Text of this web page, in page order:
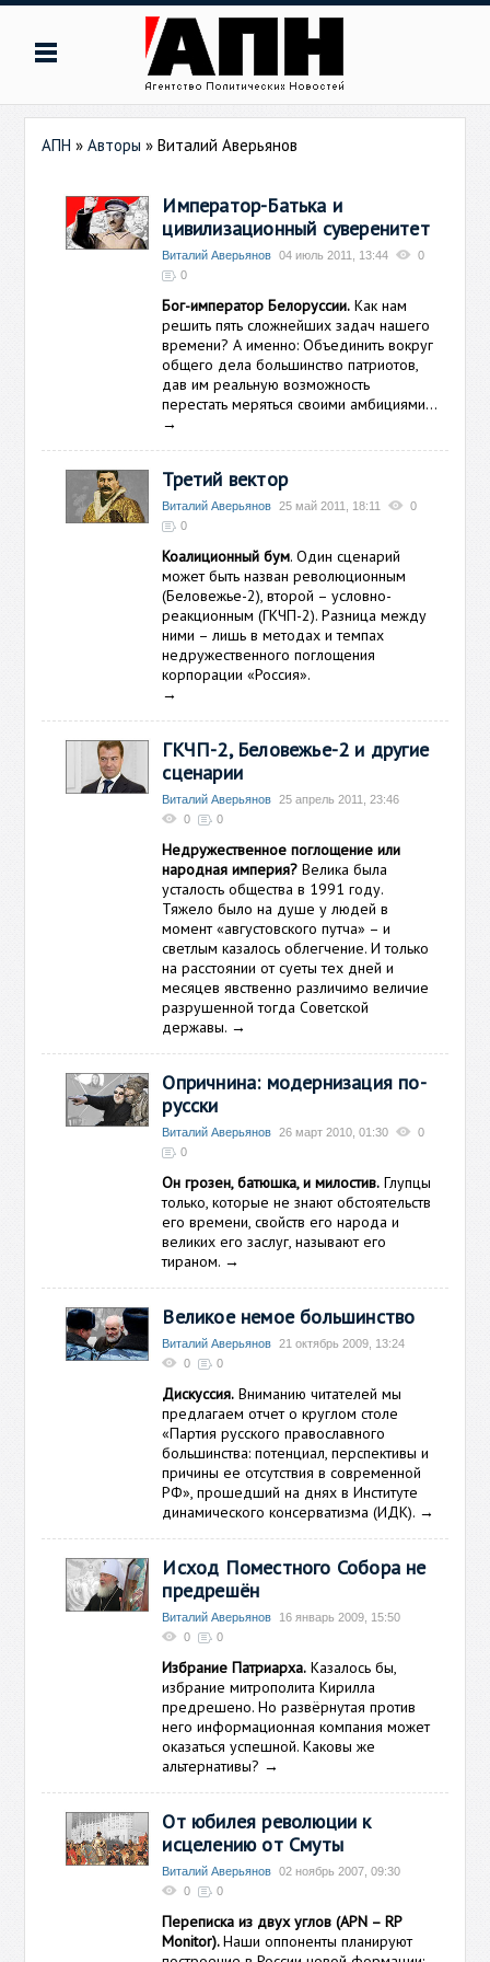
АПН »Авторы »Виталий Аверьянов
Император-Батька и
цивилизационный суверенитет
Виталий Аверьянов 04 июль 2011, 13:44
0
0
Бог-император Белоруссии. Как нам
решить пять сложнейших задач нашего
времени? А именно: Объединить вокруг
общего дела большинство патриотов,
дав им реальную возможность
перестать меряться своими амбициями...
→
Третий вектор
Виталий Аверьянов 25 май 2011, 18:11
0
0
Коалиционный бум. Один сценарий
может быть назван революционным
(Беловежье-2), второй – условно-
реакционным (ГКЧП-2). Разница между
ними – лишь в методах и темпах
недружественного поглощения
корпорации «Россия».
→
ГКЧП-2, Беловежье-2 и другие
сценарии
Виталий Аверьянов
25 апрель 2011, 23:46
0
0
Недружественное поглощение или
народная империя? Велика была
усталость общества в 1991 году.
Тяжело было на душе у людей в
момент «августовского путча» – и
светлым казалось облегчение. И только
на расстоянии от суеты тех дней и
месяцев явственно различимо величие
разрушенной тогда Советской
державы. →
Опричнина: модернизация по-
русски
Виталий Аверьянов 26 март 2010, 01:30
0
0
Он грозен, батюшка, и милостив. Глупцы
только, которые не знают обстоятельств
его времени, свойств его народа и
великих его заслуг, называют его
тираном. →
Великое немое большинство
Виталий Аверьянов
21 октябрь 2009, 13:24
0
0
Дискуссия. Вниманию читателей мы
предлагаем отчет о круглом столе
«Партия русского православного
большинства: потенциал, перспективы и
причины ее отсутствия в современной
РФ», прошедший на днях в Институте
динамического консерватизма (ИДК). →
Исход Поместного Собора не
предрешён
Виталий Аверьянов
16 январь 2009, 15:50
0
0
Избрание Патриарха. Казалось бы,
избрание митрополита Кирилла
предрешено. Но развёрнутая против
него информационная компания может
оказаться успешной. Каковы же
альтернативы? →
От юбилея революции к
исцелению от Смуты
Виталий Аверьянов
02 ноябрь 2007, 09:30
0
0
Переписка из двух углов (APN – RP
Monitor).Наши оппоненты планируют